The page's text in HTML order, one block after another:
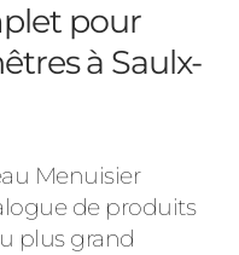
pour
à Saulx-
Menuisier
de produits
plus grand